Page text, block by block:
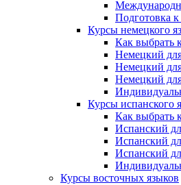
Подготовка
Курсы немецкого
Как выбрать
Немецкий
Немецкий
Немецкий
Курсы испанского
Как выбрать
Испанский
Испанский
Испанский
Курсы восточных языков